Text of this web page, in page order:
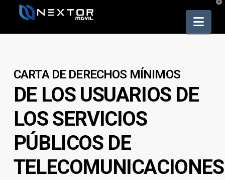
CARTA DE DERECHOS MÍNIMOS
DE LOS USUARIOS DE
LOS SERVICIOS
PÚBLICOS DE
TELECOMUNICACIONES